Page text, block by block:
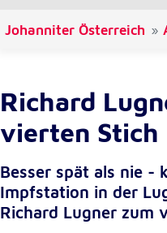
Johanniter Österreich
Richard
vierten Stich
Besser spät als nie -
Impfstation in der
Richard Lugner zum
gaOptout
Zweck:
Opt-Out
Cookie Laufzeit:
1 Jahr